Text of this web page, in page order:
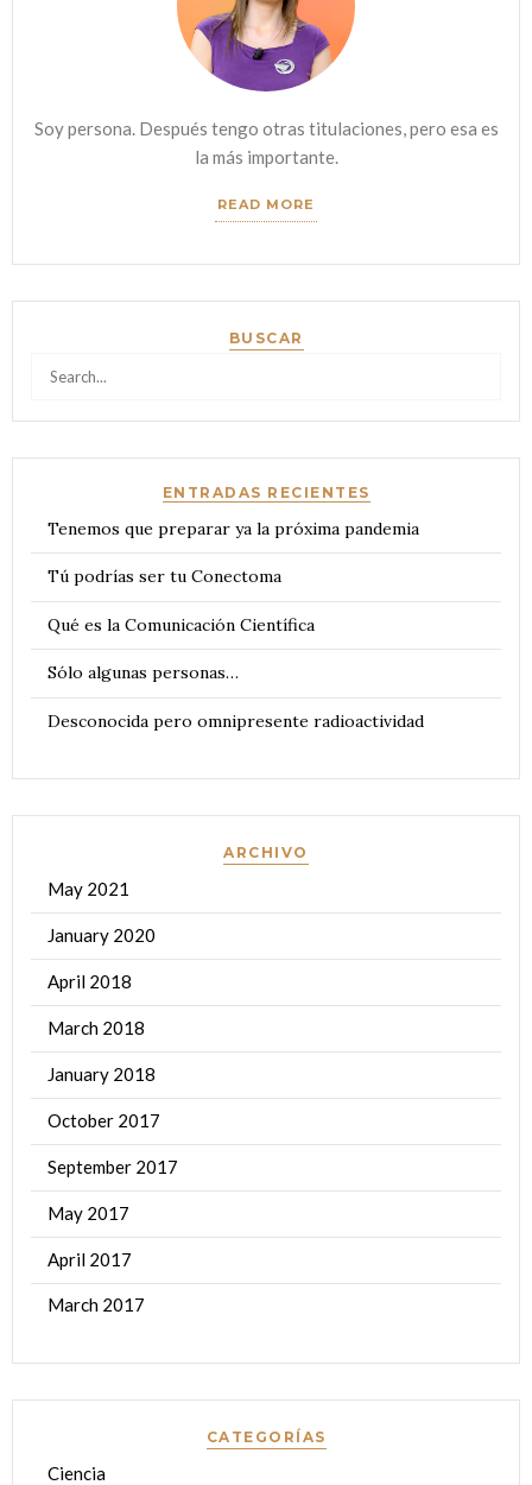
Soy persona. Después tengo otras titulaciones, pero esa es
la más importante.
READ MORE
BUSCAR
Search
ENTRADAS RECIENTES
Tenemos que preparar ya la próxima pandemia
Tú podrías ser tu Conectoma
Qué es la Comunicación Científica
Sólo algunas personas…
Desconocida pero omnipresente radioactividad
ARCHIVO
May 2021
January 2020
April 2018
March 2018
January 2018
October 2017
September 2017
May 2017
April 2017
March 2017
CATEGORÍAS
Ciencia